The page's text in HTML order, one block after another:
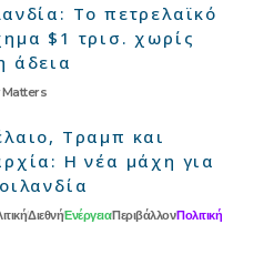
Το πετρελαϊκό
$1 τρισ. χωρίς
άδεια
Τραμπ και
Η νέα μάχη για
ΔιεθνήΕνέργειαΠεριβάλλονΠολιτική